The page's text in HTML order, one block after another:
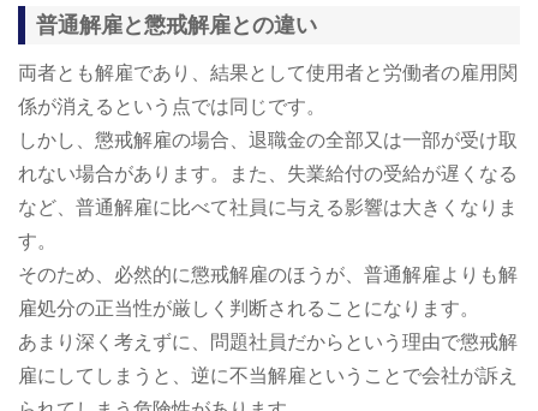
普通解雇と懲戒解雇との違い
両者とも解雇であり、結果として使用者と労働者の雇用関
係が消えるという点では同じです。
しかし、懲戒解雇の場合、退職金の全部又は一部が受け取
れない場合があります。また、失業給付の受給が遅くなる
など、普通解雇に比べて社員に与える影響は大きくなりま
す。
そのため、必然的に懲戒解雇のほうが、普通解雇よりも解
雇処分の正当性が厳しく判断されることになります。
あまり深く考えずに、問題社員だからという理由で懲戒解
雇にしてしまうと、逆に不当解雇ということで会社が訴え